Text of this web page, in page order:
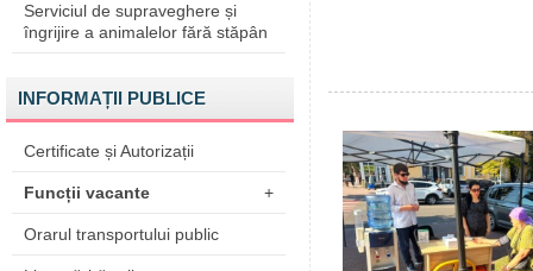
Serviciul de supraveghere și
îngrijire a animalelor fără stăpân
INFORMAȚII PUBLICE
Certificate și Autorizații
Funcții vacante +
Orarul transportului public